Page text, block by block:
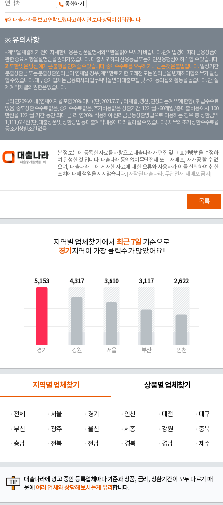
연락처
통화하기
대출나라를 보고 연락드렸다고 하시면 보다 상담이 쉬워집니다.
※ 유의사항
계약을 체결하기 전에 자세한 내용은 상품설명서와 약관을 읽어보시기 바랍니다. 관계 법령에 따라 금융상품에
관한 중요 사항을 설명받을 권리가 있습니다. 대 출 시 귀하의 신용등급 또는 개인신용평점이 하락할 수 있습니다.
과도한 빚은 당신 에게 큰 불행을 안겨줄 수 있습니다. 중개수수료를 요구하거나 받는 것은 불법입니다. 일정 기간
분할상환금 또는 분할상환원리금이 연체될 경우, 계약만료 기한 도래전 모든 원리금을 변제해야할 의무가 발생
할 수 있습니다. 대부중개업체는 금융회사의 업무위탁을 받아 대출모집 및 소개 등의 섭외 활동을 돕습니다. 단, 실
제 계약체결의 권한은 없습니다.
금리 연20% 이내 (연체이자율 포함 20% 이내) (단, 2021. 7. 7부터 체결, 갱신, 연장되는 계 약에 한함), 취급수수료
없음, 중도상환 수수료 없음, 중개수수료 없음, 추가비용 없음. 상환기간 : 12개월 ~ 60개월 / 총 대출 비용 예시 : 100
만원을 12개월 기간 동안 최대 금 리 연20% 적용하여 원리금균등상환방법으로 이용하는 경우 총 상환금액
1,111,614원 (단, 대출상품 및 상환방법 등 대출계약 내용에 따라 달라질 수 있습니다.) 채무의 조기 상환수수료율
등 조기상환조건 없음.
본 정보는에 등록한 자료를 바탕으로 대출나라가 편집 및 그 표현방법을 수정하
여 완성한 것 입니다. 대출나라 동의없이무단전재 또는 재배포, 재가공 할 수 없
으며, 대출나라는 에 게재한 자료에 대한 오류와 사용자가 이를 신뢰하여 취한
조치에대해 책임을 지지않습니다. [저작권 대출나라. 무단전재-재배포 금지]
목록
지역별 업체찾기에서 최근 7일 기준으로
경기 지역이 가장 클릭수가 많았어요!
5,153
경기
4,317
강원
3,610
서울
3,117
부산
2,622
인천
지역별 업체찾기 상품별 업체찾기
전체 서울 경기 인천 대전
대구
부산
광주 울산 세종 강원
충북
충남
전북 전남 경북 경남 제주
대출나라에 광고 중인 등록업체마다 기준과 상품, 금리, 상환기간이 모두 다르기 때
문에 여러 업체와 상담해보시는게 유리합니다.